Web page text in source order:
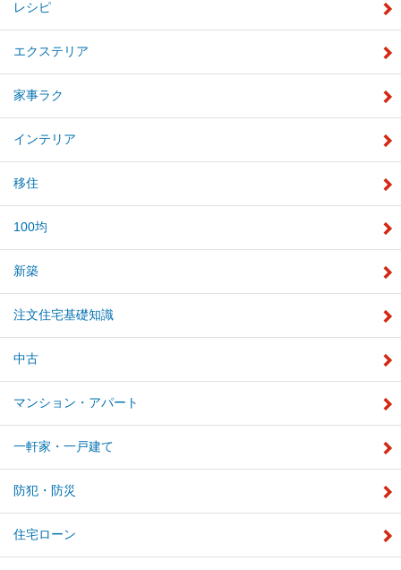
レシピ
エクステリア
家事ラク
インテリア
移住
100均
新築
注文住宅基礎知識
中古
マンション・アパート
一軒家・一戸建て
防犯・防災
住宅ローン